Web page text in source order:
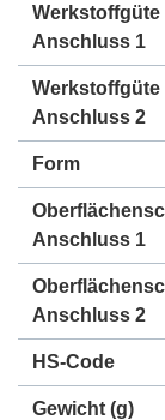
Werkstoffgüte
Anschluss 1
Werkstoffgüte
Anschluss 2
Form
Anschluss 1
Anschluss 2
HS-Code
Gewicht (g)